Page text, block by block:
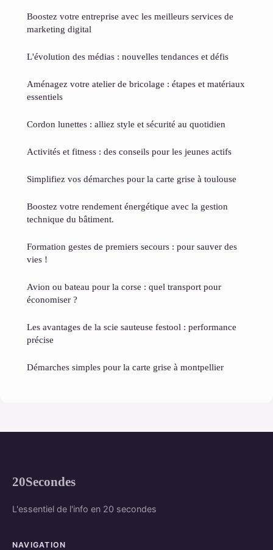
Boostez votre entreprise avec les meilleurs services de
marketing digital
L'évolution des médias : nouvelles tendances et défis
Aménagez votre atelier de bricolage : étapes et matériaux
essentiels
Cordon lunettes : alliez style et sécurité au quotidien
Activités et fitness : des conseils pour les jeunes actifs
Simplifiez vos démarches pour la carte grise à toulouse
Boostez votre rendement énergétique avec la gestion
technique du bâtiment.
Formation gestes de premiers secours : pour sauver des
vies !
Avion ou bateau pour la corse : quel transport pour
économiser ?
Les avantages de la scie sauteuse festool : performance
précise
Démarches simples pour la carte grise à montpellier
20Secondes
L'essentiel de l'info en 20 secondes
NAVIGATION